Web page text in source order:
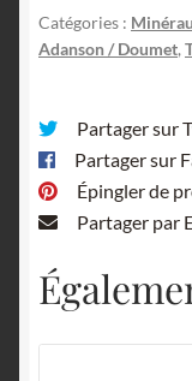
Catégories :
Adanson / Doumet,
Partager sur
Partager sur
Épingler de
Partager par